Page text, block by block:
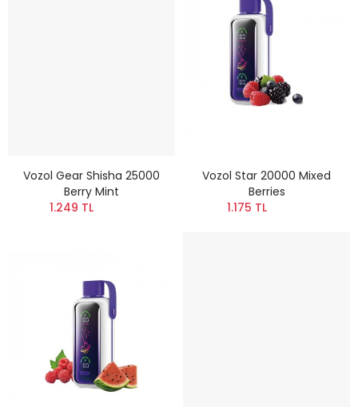
Vozol Gear Shisha 25000
Berry Mint
1.249 TL
Vozol Star 20000 Mixed
Berries
1.175 TL